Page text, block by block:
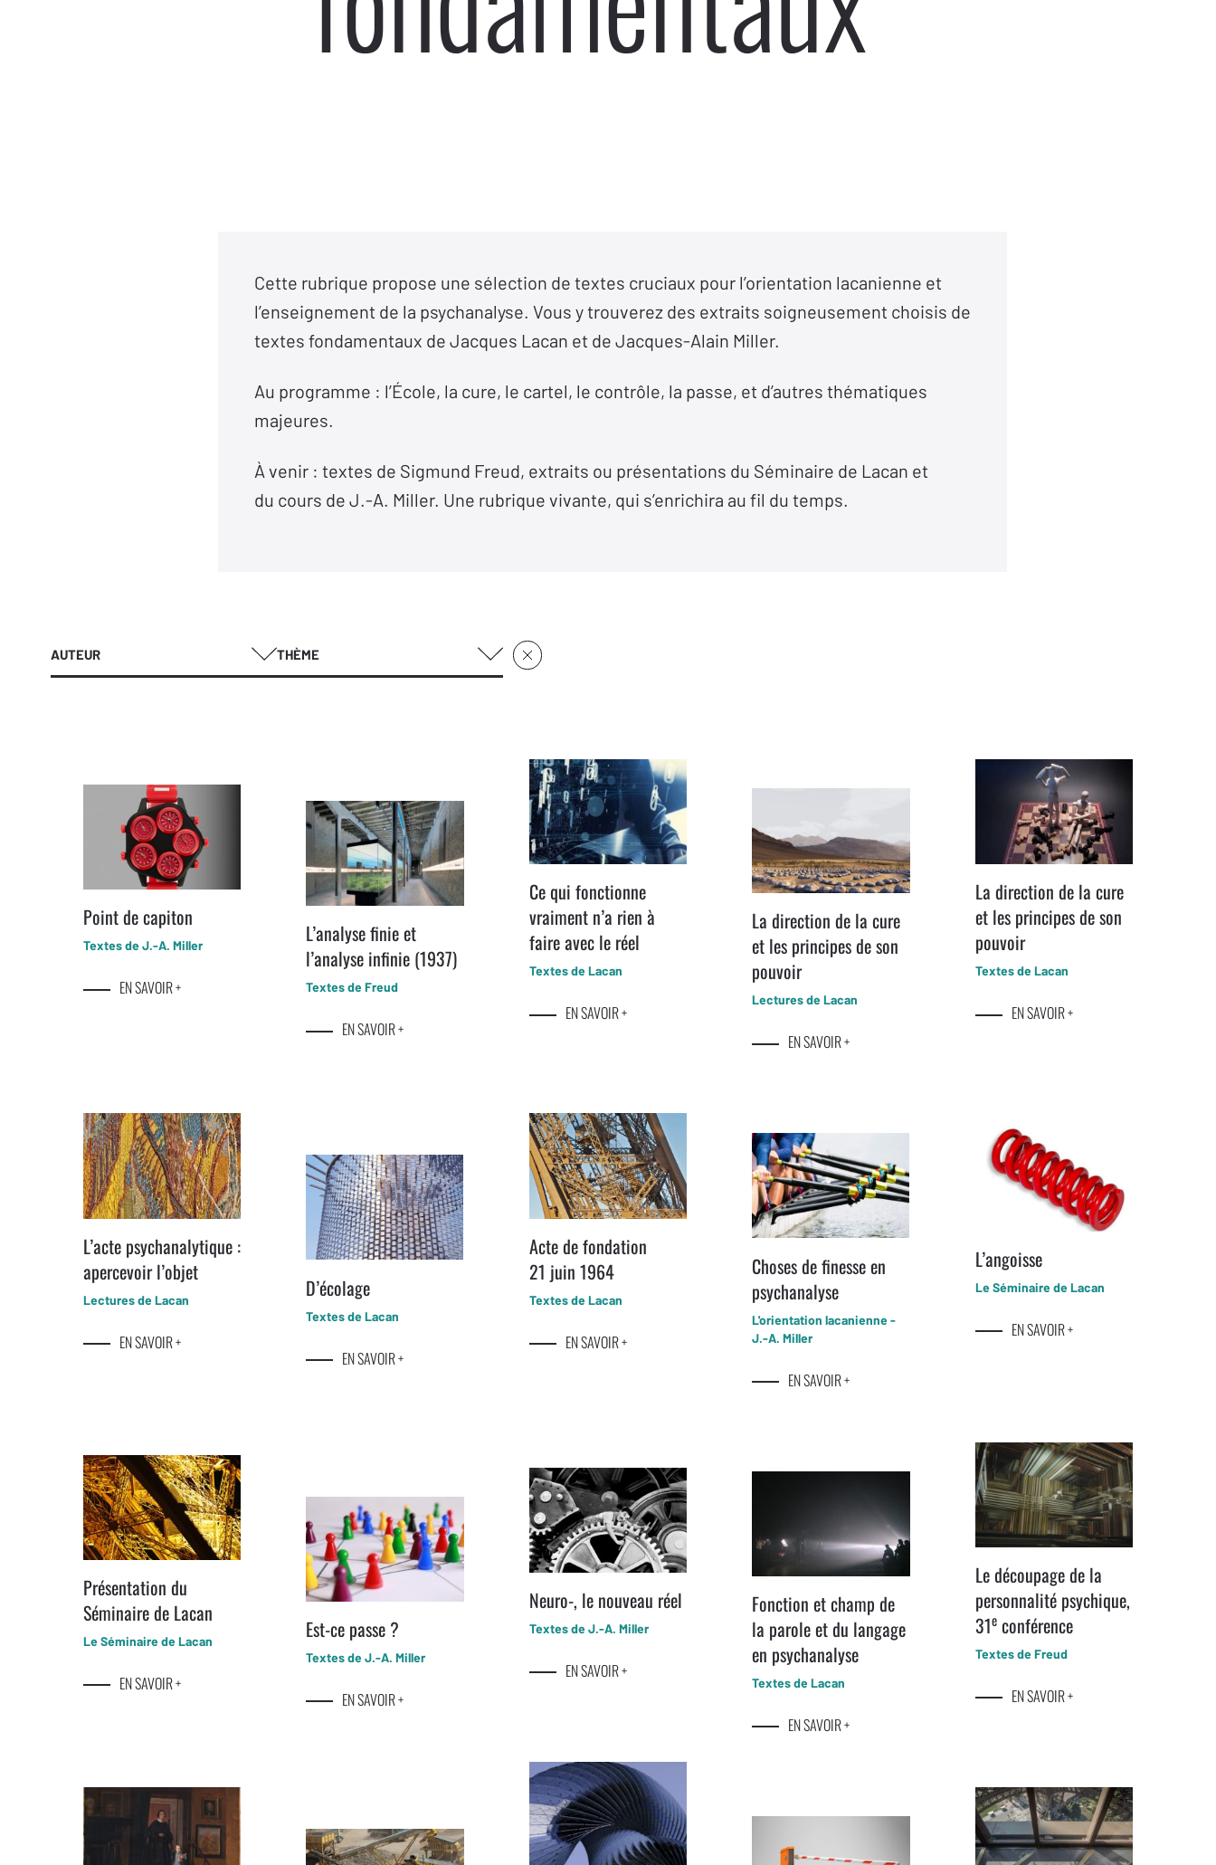
Cette rubrique propose une sélection de textes cruciaux pour l’orientation lacanienne et
l’enseignement de la psychanalyse. Vous y trouverez des extraits soigneusement choisis de
textes fondamentaux de Jacques Lacan et de Jacques-Alain Miller.
Au programme : l’École, la cure, le cartel, le contrôle, la passe, et d’autres thématiques
majeures.
À venir : textes de Sigmund Freud, extraits ou présentations du Séminaire de Lacan et
du cours de J.-A. Miller. Une rubrique vivante, qui s’enrichira au fil du temps.
AUTEUR THÈME
Point de capiton
Textes de J.-A. Miller
EN SAVOIR +
L’analyse finie et
l’analyse infinie (1937)
Textes de Freud
EN SAVOIR +
Ce qui fonctionne
vraiment n’a rien à
faire avec le réel
Textes de Lacan
EN SAVOIR +
La direction de la cure
et les principes de son
pouvoir
Lectures de Lacan
EN SAVOIR +
La direction de la cure
et les principes de son
pouvoir
Textes de Lacan
EN SAVOIR +
L’acte psychanalytique :
apercevoir l’objet
Lectures de Lacan
EN SAVOIR +
D’écolage
Textes de Lacan
EN SAVOIR +
Acte de fondation
21 juin 1964
Textes de Lacan
EN SAVOIR +
Choses de finesse en
psychanalyse
L'orientation lacanienne -
J.-A. Miller
EN SAVOIR +
L’angoisse
Le Séminaire de Lacan
EN SAVOIR +
Présentation du
Séminaire de Lacan
Le Séminaire de Lacan
EN SAVOIR +
Est-ce passe ?
Textes de J.-A. Miller
EN SAVOIR +
Neuro-, le nouveau réel
Textes de J.-A. Miller
EN SAVOIR +
Fonction et champ de
la parole et du langage
en psychanalyse
Textes de Lacan
EN SAVOIR +
Le découpage de la
personnalité psychique,
31econférence
Textes de Freud
EN SAVOIR +